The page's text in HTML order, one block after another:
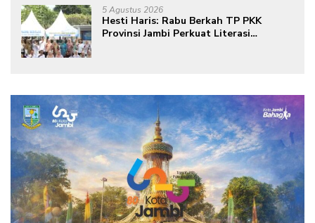
masa depan sudah ada di tangan”
5 Agustus 2026
Hesti Haris: Rabu Berkah TP PKK
Provinsi Jambi Perkuat Literasi